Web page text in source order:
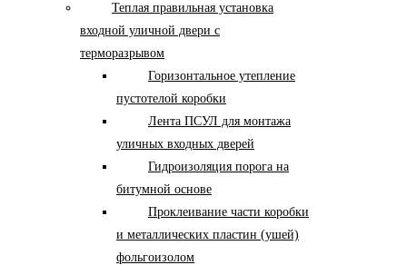
Теплая правильная установка
входной уличной двери с
терморазрывом
Горизонтальное утепление
пустотелой коробки
Лента ПСУЛ для монтажа
уличных входных дверей
Гидроизоляция порога на
битумной основе
Проклеивание части коробки
и металлических пластин (ушей)
фольгоизолом